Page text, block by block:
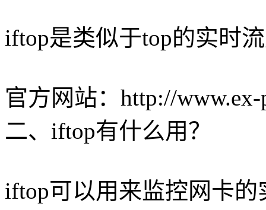
iftop是类似于top的实时
官方网站：http://
二、iftop有什么用？
iftop可以用来监控网卡